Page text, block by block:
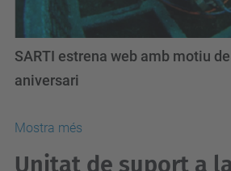
SARTI estrena web amb motiu
aniversari
Mostra més
Unitat de suport a